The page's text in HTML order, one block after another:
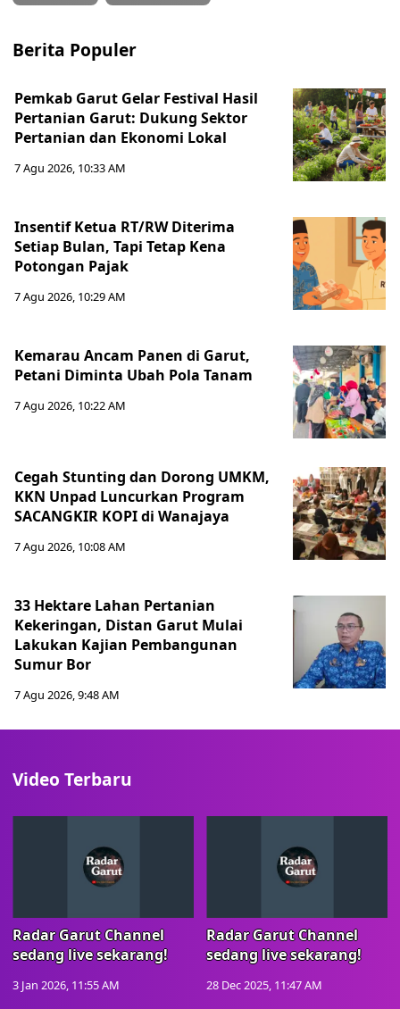
Berita Populer
Pemkab Garut Gelar Festival Hasil
Pertanian Garut: Dukung Sektor
Pertanian dan Ekonomi Lokal
7 Agu 2026, 10:33 AM
Insentif Ketua RT/RW Diterima
Setiap Bulan, Tapi Tetap Kena
Potongan Pajak
7 Agu 2026, 10:29 AM
Kemarau Ancam Panen di Garut,
Petani Diminta Ubah Pola Tanam
7 Agu 2026, 10:22 AM
Cegah Stunting dan Dorong UMKM,
KKN Unpad Luncurkan Program
SACANGKIR KOPI di Wanajaya
7 Agu 2026, 10:08 AM
33 Hektare Lahan Pertanian
Kekeringan, Distan Garut Mulai
Lakukan Kajian Pembangunan
Sumur Bor
7 Agu 2026, 9:48 AM
Video Terbaru
Radar Garut Channel
sedang live sekarang!
3 Jan 2026, 11:55 AM
Radar Garut Channel
sedang live sekarang!
28 Dec 2025, 11:47 AM